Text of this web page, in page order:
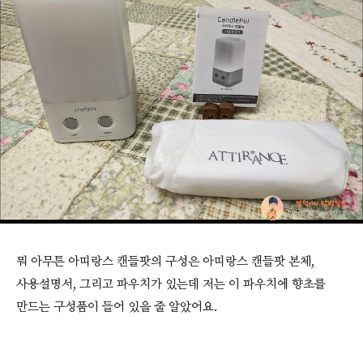
뭐 아무튼 아띠랑스 캔들팟의 구성은 아띠랑스 캔들팟 본체,
사용설명서, 그리고 파우치가 있는데 저는 이 파우치에 향초를
만드는 구성품이 들어 있을 줄 알았어요.